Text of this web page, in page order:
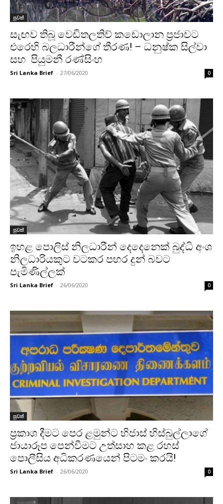
පුවත්
සැඟව තිබූ වෙඩිතලතිව් කඩොලාන ප්‍රජාවට
එරෙහි බලධාරීන්ගේ තීරණ! – ධනුෂ්ක සිල්වා
සහ පියුමනී රණ්සිංහ
Sri Lanka Brief - 27/06/2020 0
පුවත්
ඉහළ පොලිස් නිලධාරීන් දෙදෙනෙක් බුද්ධි අංශ
නිලධාරියකුට වටකර පහර දුන් බවට
පැමිණිල්ලක්
Sri Lanka Brief - 26/06/2020 0
පුවත්
ප්‍රකාශ දීමට පෙර ළමුන්ට හිජාස් හිස්බුල්ලාගේ
ජායාරූප පෙන්වීමට උත්සාහ කළ රහස්
පොලීසිය අධිකරණයෙන් පිටමං කරයි!
Sri Lanka Brief - 26/06/2020 0